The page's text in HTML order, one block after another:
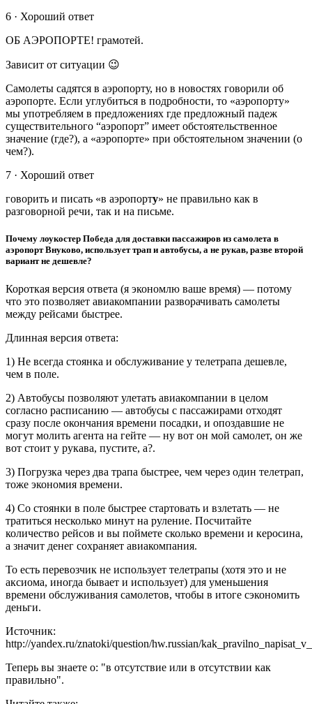
6 · Хороший ответ
ОБ АЭРОПОРТЕ! грамотей.
Зависит от ситуации 😉
Самолеты садятся в аэропорту, но в новостях говорили об
аэропорте. Если углубиться в подробности, то «аэропорту»
мы употребляем в предложениях где предложный падеж
существительного “аэропорт” имеет обстоятельственное
значение (где?), а «аэропорте» при обстоятельном значении (о
чем?).
7 · Хороший ответ
говорить и писать «в аэропорту» не правильно как в
разговорной речи, так и на письме.
Почему лоукостер Победа для доставки пассажиров из самолета в
аэропорт Внуково, использует трап и автобусы, а не рукав, разве второй
вариант не дешевле?
Короткая версия ответа (я экономлю ваше время) — потому
что это позволяет авиакомпании разворачивать самолеты
между рейсами быстрее.
Длинная версия ответа:
1) Не всегда стоянка и обслуживание у телетрапа дешевле,
чем в поле.
2) Автобусы позволяют улетать авиакомпании в целом
согласно расписанию — автобусы с пассажирами отходят
сразу после окончания времени посадки, и опоздавшие не
могут молить агента на гейте — ну вот он мой самолет, он же
вот стоит у рукава, пустите, а?.
3) Погрузка через два трапа быстрее, чем через один телетрап,
тоже экономия времени.
4) Со стоянки в поле быстрее стартовать и взлетать — не
тратиться несколько минут на руление. Посчитайте
количество рейсов и вы поймете сколько времени и керосина,
а значит денег сохраняет авиакомпания.
То есть перевозчик не использует телетрапы (хотя это и не
аксиома, иногда бывает и использует) для уменьшения
времени обслуживания самолетов, чтобы в итоге сэкономить
деньги.
Источник:
http://yandex.ru/znatoki/question/hw.russian/
Теперь вы знаете о: "в отсутствие или в отсутствии как
правильно".